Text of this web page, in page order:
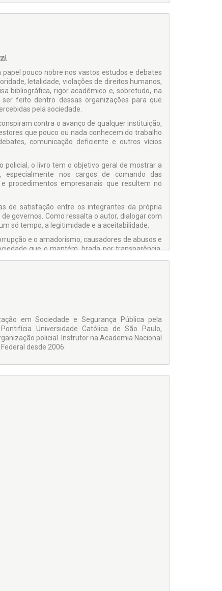
pouco nobre nos vastos estudos e debates
letalidade, violações de direitos humanos,
bibliográfica, rigor acadêmico e, sobretudo, na
feito dentro dessas organizações para que
pela sociedade.
contra o avanço de qualquer instituição,
que pouco ou nada conhecem do trabalho
comunicação deficiente e outros vícios
policial, o livro tem o objetivo geral de mostrar a
nos cargos de comando das
procedimentos empresariais que resultem no
de satisfação entre os integrantes da própria
governos. Como ressalta o autor, dialogar com
só tempo, a legitimidade e a aceitabilidade.
e o amadorismo, causadores de abusos e
que o mantém, brada por transparência,
em Sociedade e Segurança Pública pela
Universidade Católica de São Paulo,
policial. Instrutor na Academia Nacional
desde 2006.